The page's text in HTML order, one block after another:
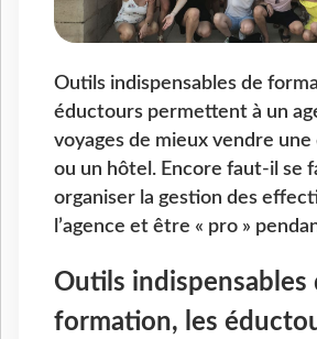
Outils indispensables de
éductours permettent à un
voyages de mieux vendre
ou un hôtel. Encore faut-il se
organiser la gestion des
l’agence et être « pro »
Outils indispensables
formation, les